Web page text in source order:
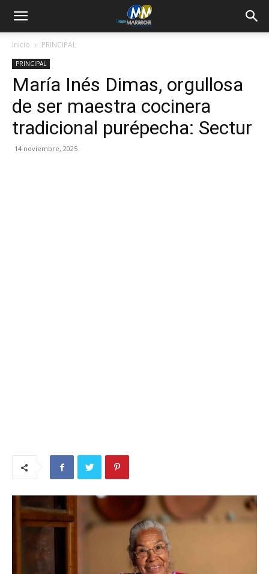
Inicio PRINCIPAL
PRINCIPAL
María Inés Dimas, orgullosa
de ser maestra cocinera
tradicional purépecha: Sectur
14 noviembre, 2025